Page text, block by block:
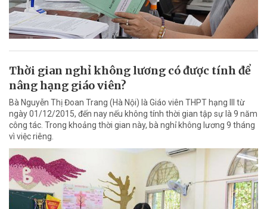
Thời gian nghỉ không lương có được tính để
nâng hạng giáo viên?
Bà Nguyễn Thị Đoan Trang (Hà Nội) là Giáo viên THPT hạng III từ
ngày 01/12/2015, đến nay nếu không tính thời gian tập sự là 9 năm
công tác. Trong khoảng thời gian này, bà nghỉ không lương 9 tháng
vì việc riêng.